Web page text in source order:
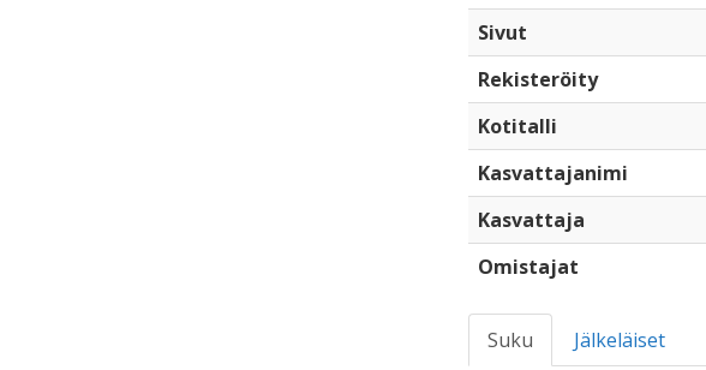
Sivut
Rekisteröity
Kotitalli
Kasvattajanimi
Kasvattaja
Omistajat
Suku Jälkeläiset